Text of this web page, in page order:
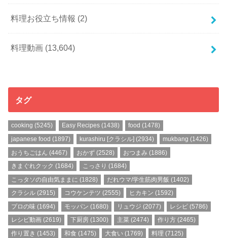
料理お役立ち情報 (2)
料理動画 (13,604)
タグ
cooking (5245) Easy Recipes(1438) food (1478)
japanese food (1897) kurashiru [クラシル] (2934) mukbang (1426)
おうちごはん (4467) おかず(2528) おつまみ (1886)
きまぐれクック (1684) こっさり (1684)
こっタソの自由気ままに (1828) だれウマ/学生筋肉男飯 (1402)
クラシル (2915) コウケンテツ (2555) ヒカキン (1592)
プロの味 (1694) モッパン (1680) リュウジ (2077) レシピ (5786)
レシピ動画 (2619) 下厨房(1300) 主菜(2474) 作り方 (2465)
作り置き (1453) 和食 (1475) 大食い(1769) 料理 (7125)